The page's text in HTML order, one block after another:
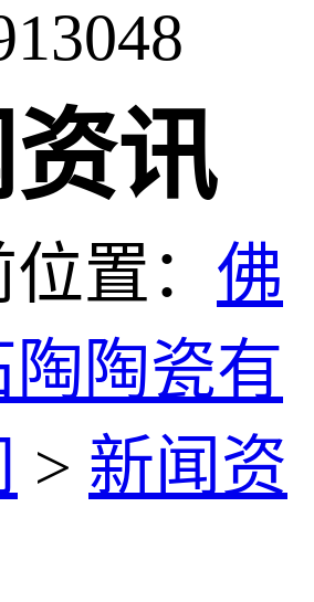
讯
置： 佛
陶陶瓷有
> 新闻资